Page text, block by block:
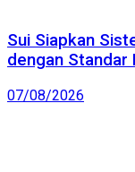
Sui Siapkan
dengan Standar
07/08/2026